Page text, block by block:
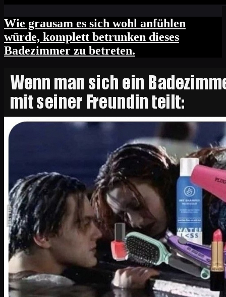
Wie grausam es sich wohl anfühlen
würde, komplett betrunken dieses
Badezimmer zu betreten.